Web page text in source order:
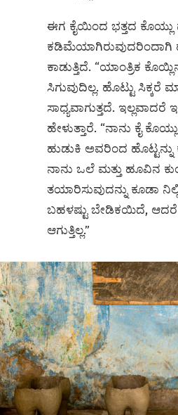
ಈಗ ಕೈಯಿಂದ ಭತ್ತದ ಕೊಯ್ಲು
ಕಡಿಮೆಯಾಗಿರುವುದರಿಂದಾಗಿ
ಕಾಡುತ್ತಿದೆ. “ಯಾಂತ್ರಿಕ
ಸಿಗುವುದಿಲ್ಲ. ಹೊಟ್ಟು ಸಿಕ್ಕರೆ
ಸಾಧ್ಯವಾಗುತ್ತದೆ. ಇಲ್ಲವಾದರೆ
ಹೇಳುತ್ತಾರೆ. “ನಾನು ಕೈ
ಹುಡುಕಿ ಅವರಿಂದ ಹೊಟ್ಟನ್ನು
ನಾನು ಒಲೆ ಮತ್ತು ಹೂವಿನ
ತಯಾರಿಸುವುದನ್ನು ಕೂಡಾ
ಬಹಳಷ್ಟು ಬೇಡಿಕಯಿದೆ,
ಆಗುತ್ತಿಲ್ಲ.”